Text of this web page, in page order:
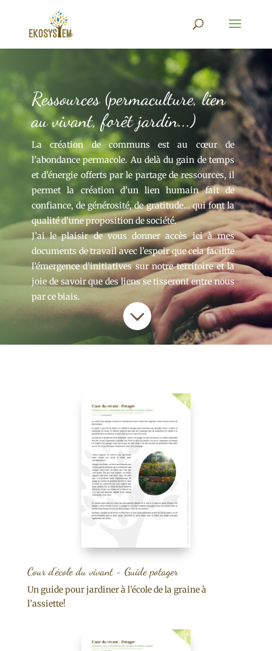
Ressources (permaculture, lien
au vivant, forêt jardin...)
La création de communs est au cœur de
l’abondance permacole. Au delà du gain de temps
et d’énergie offerts par le partage de ressources, il
permet la création d’un lien humain fait de
confiance, de générosité, de gratitude… qui font la
qualité d’une proposition de société.
J’ai le plaisir de vous donner accès ici à mes
documents de travail avec l’espoir que cela facilite
l’émergence d’initiatives sur notre territoire et la
joie de savoir que des liens se tisseront entre nous
par ce biais.

Cour d'école du vivant - Guide potager
Un guide pour jardiner à l’école de la graine à
l’assiette!